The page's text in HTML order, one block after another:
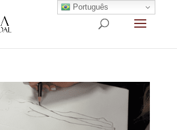
Português